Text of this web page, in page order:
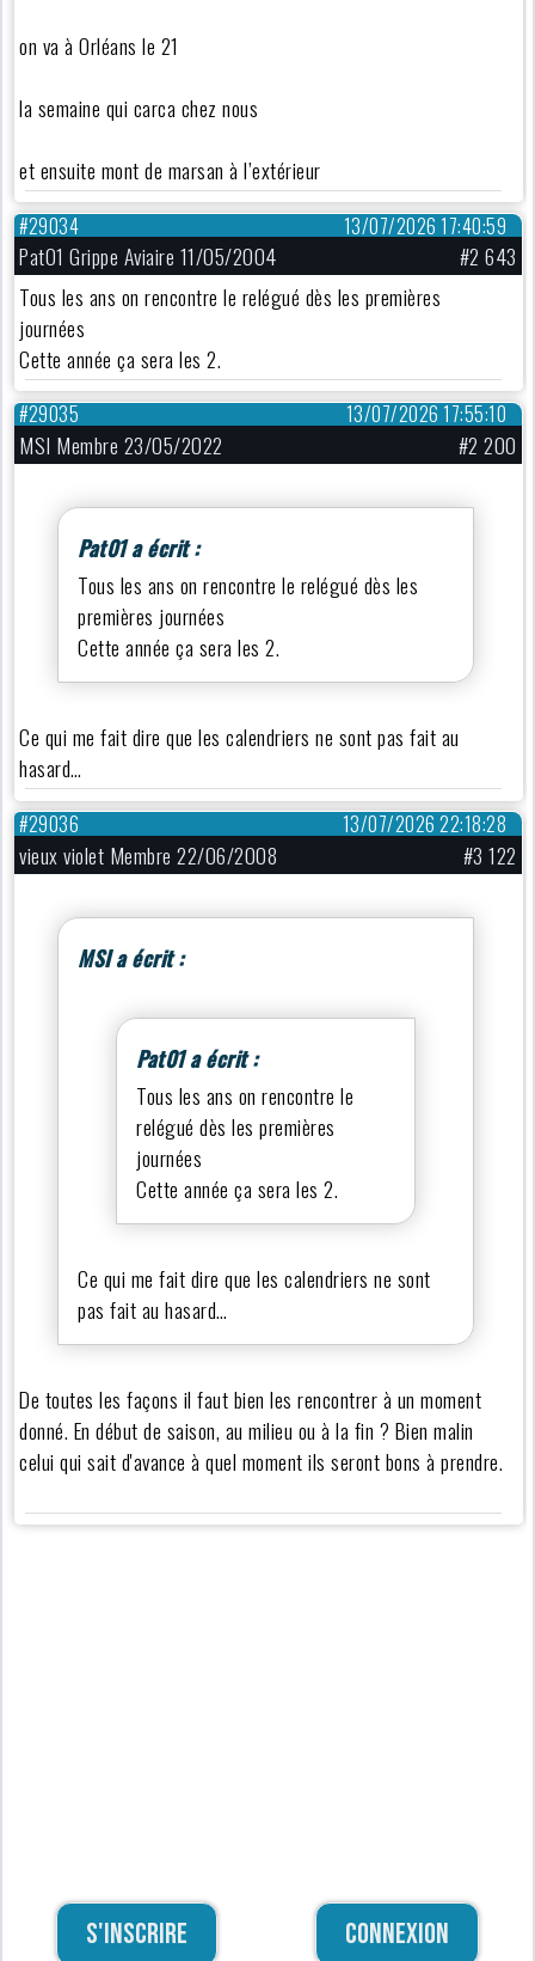
on va à Orléans le 21
la semaine qui carca chez nous
et ensuite mont de marsan à l’extérieur
13/07/2026 17:40:59
#29034
Pat01 Grippe Aviaire 11/05/2004
#2 643
Tous les ans on rencontre le relégué dès les premières
journées
Cette année ça sera les 2.
13/07/2026 17:55:10
#29035
MSI Membre 23/05/2022 #2 200
Pat01 a écrit :
Tous les ans on rencontre le relégué dès les
premières journées
Cette année ça sera les 2.
Ce qui me fait dire que les calendriers ne sont pas fait au
hasard…
13/07/2026 22:18:28
#29036
vieux violet Membre 22/06/2008 #3 122
MSI a écrit :
Pat01 a écrit :
Tous les ans on rencontre le
relégué dès les premières
journées
Cette année ça sera les 2.
Ce qui me fait dire que les calendriers ne sont
pas fait au hasard…
De toutes les façons il faut bien les rencontrer à un moment
donné. En début de saison, au milieu ou à la fin ? Bien malin
celui qui sait d'avance à quel moment ils seront bons à prendre.
S'inscrire Connexion